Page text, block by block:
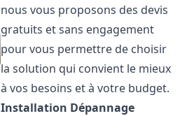
nous vous proposons des devis
gratuits et sans engagement
pour vous permettre de choisir
la solution qui convient le mieux
à vos besoins et à votre budget.
Installation Dépannage